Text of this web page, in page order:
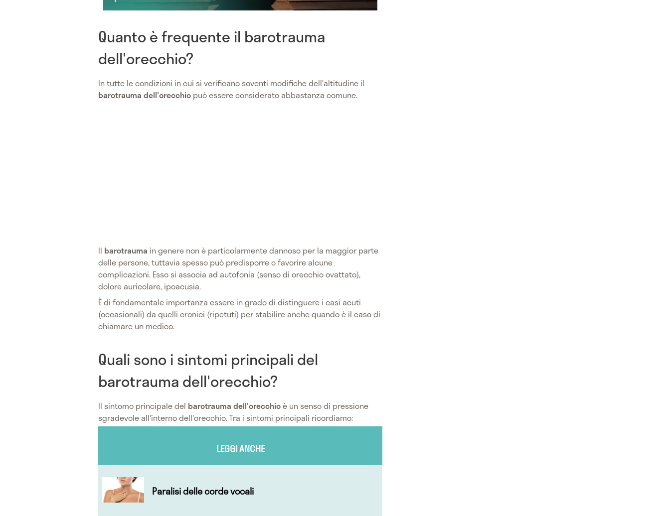
Quanto è frequente il barotrauma
dell'orecchio?
In tutte le condizioni in cui si verificano soventi modifiche dell'altitudine il
barotrauma dell'orecchio può essere considerato abbastanza comune.
Il barotrauma in genere non è particolarmente dannoso per la maggior parte
delle persone, tuttavia spesso può predisporre o favorire alcune
complicazioni. Esso si associa ad autofonia (senso di orecchio ovattato),
dolore auricolare, ipoacusia.
È di fondamentale importanza essere in grado di distinguere i casi acuti
(occasionali) da quelli cronici (ripetuti) per stabilire anche quando è il caso di
chiamare un medico.
Quali sono i sintomi principali del
barotrauma dell'orecchio?
Il sintomo principale del barotrauma dell'orecchioè un senso di pressione
sgradevole all'interno dell'orecchio. Tra i sintomi principali ricordiamo:
LEGGI ANCHE
Paralisi delle corde vocali